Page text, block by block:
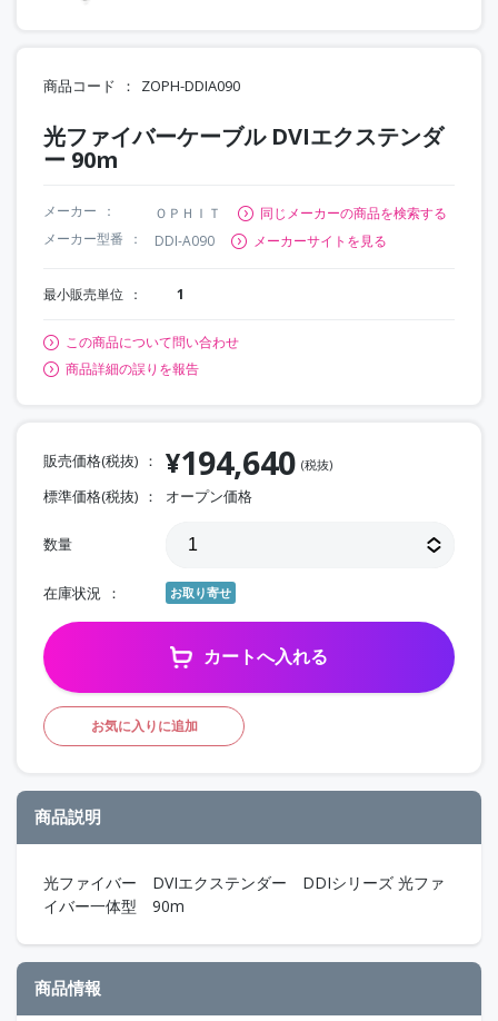
商品コード ZOPH-DDIA090
光ファイバーケーブル DVIエクステンダ
ー 90m
メーカー ＯＰＨＩＴ
同じメーカーの商品を検索する
メーカー型番
DDI-A090 メーカーサイトを見る
最小販売単位 1
この商品について問い合わせ
商品詳細の誤りを報告
販売価格(税抜) ¥194,640 (税抜)
標準価格(税抜) オープン価格
数量
在庫状況 お取り寄せ
カートへ入れる
お気に入りに追加
商品説明
光ファイバー DVIエクステンダー DDIシリーズ 光ファ
イバー一体型 90m
商品情報